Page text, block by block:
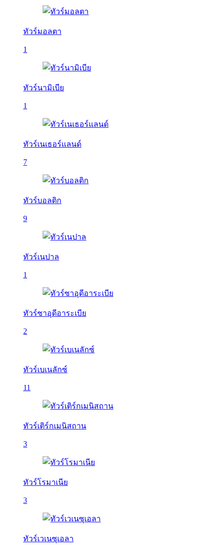
ทัวร์มอลตา
1
ทัวร์นามิเบีย
1
ทัวร์เนเธอร์แลนด์
7
ทัวร์บอลติก
9
ทัวร์เนปาล
1
ทัวร์ซาอุดีอาระเบีย
2
ทัวร์เบเนลักซ์
11
ทัวร์เติร์กเมนิสถาน
3
ทัวร์โรมาเนีย
3
ทัวร์เวเนซุเอลา